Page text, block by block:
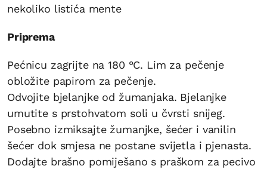
nekoliko listića mente
Priprema
Pećnicu zagrijte na 180 °C. Lim za pečenje
obložite papirom za pečenje.
Odvojite bjelanjke od žumanjaka. Bjelanjke
umutite s prstohvatom soli u čvrsti snijeg.
Posebno izmiksajte žumanjke, šećer i vanilin
šećer dok smjesa ne postane svijetla i pjenasta.
Dodajte brašno pomiješano s praškom za pecivo